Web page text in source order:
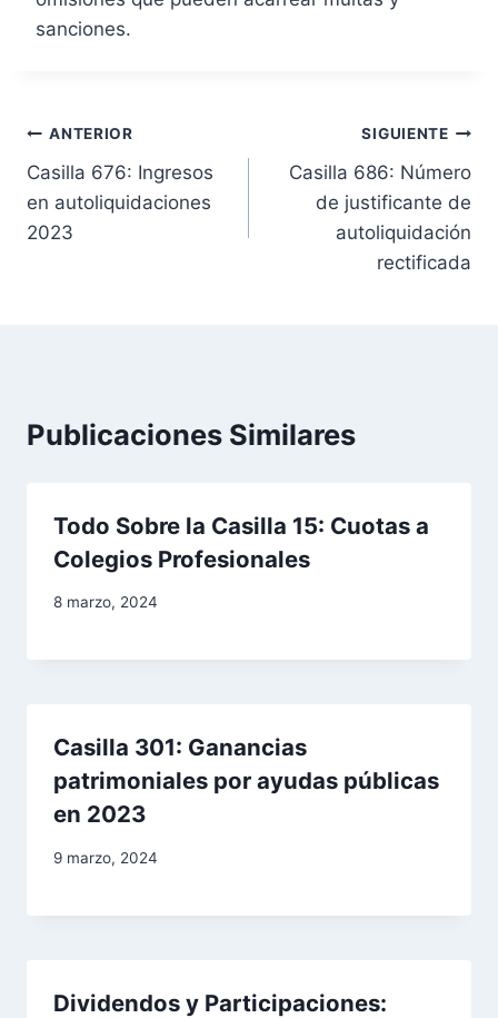
sanciones.
N
a
v
c
e
ANTERIOR
Casilla 676: Ingresos
en autoliquidaciones
2023
SIGUIENTE
Casilla 686: Número
de justificante de
autoliquidación
rectificada
Publicaciones Similares
Todo Sobre la Casilla 15: Cuotas a
Colegios Profesionales
8 marzo, 2024
Casilla 301: Ganancias
patrimoniales por ayudas públicas
en 2023
9 marzo, 2024
Dividendos y Participaciones: